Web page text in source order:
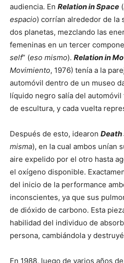
audiencia. En Relation in Space (
espacio) corrían alrededor de la
dos planetas, mezclando las
femeninas en un tercer
self” (eso mismo). Relation in
Movimiento, 1976) tenía a la
automóvil dentro de un museo
líquido negro salía del
de escultura, y cada vuelta
Después de esto, idearon Death
misma), en la cual ambos unían
aire expelido por el otro hasta
el oxígeno disponible.
del inicio de la performance
inconscientes, ya que sus
de dióxido de carbono. Esta
habilidad del individuo de
persona, cambiándola y
En 1988, luego de varios años